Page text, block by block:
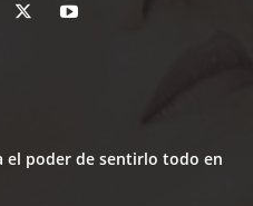
el poder de sentirlo todo en